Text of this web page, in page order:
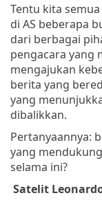
Tentu kita
di AS beberapa
dari berbagai
pengacara yang
mengajukan
berita yang
yang
dibalikkan.
Pertanyaannya:
yang
selama ini?
Satelit